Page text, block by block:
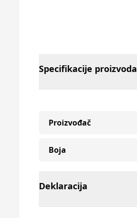
Specifikacije proizvoda
Proizvođač
Boja
Deklaracija